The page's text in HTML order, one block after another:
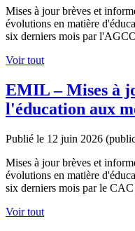
Mises à jour brèves et
évolutions en matière
six derniers mois par
Voir tout
EMIL – Mises à
l'éducation aux
Publié le 12 juin 2026
Mises à jour brèves et
évolutions en matière
six derniers mois par le
Voir tout